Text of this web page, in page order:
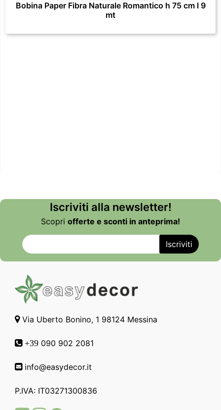
Bobina Paper Fibra Naturale Romantico h 75 cm l 9
mt
Iscriviti alla newsletter!
Scopri offerte e sconti in anteprima!
Via Uberto Bonino, 1 98124 Messina
+39 090 902 2081
info@easydecor.it
P.IVA: IT03271300836